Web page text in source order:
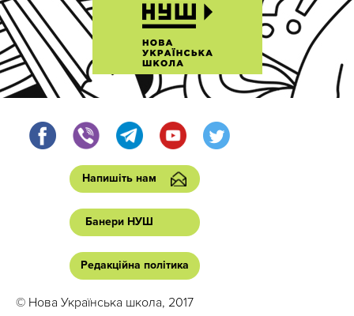
Напишіть нам
Банери НУШ
Редакційна політика
© Нова Українська школа, 2017